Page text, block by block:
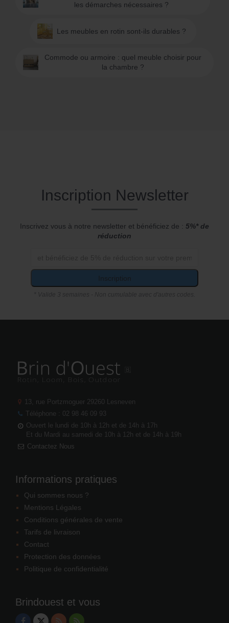
les démarches nécessaires ?
Les meubles en rotin sont-ils durables ?
Commode ou armoire : quel meuble choisir pour
la chambre ?
Inscription Newsletter
Inscrivez vous à notre newsletter et bénéficiez de : 5%* de
réduction
Inscription
13, rue Portzmoguer 29260 Lesneven
Téléphone : 02 98 46 09 93
Ouvert le lundi de 10h à 12h et de 14h à 17h
Et du Mardi au samedi de 10h à 12h et de 14h à 19h
Contactez Nous
Informations pratiques
Qui sommes nous ?
Mentions Légales
Conditions générales de vente
Tarifs de livraison
Contact
Protection des données
Politique de confidentialité
Brindouest et vous